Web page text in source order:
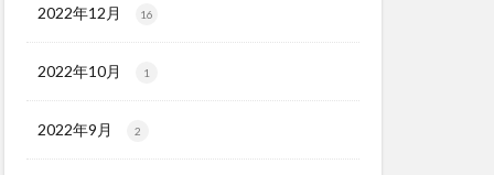
2022年12月 16
2022年10月 1
2022年9月 2